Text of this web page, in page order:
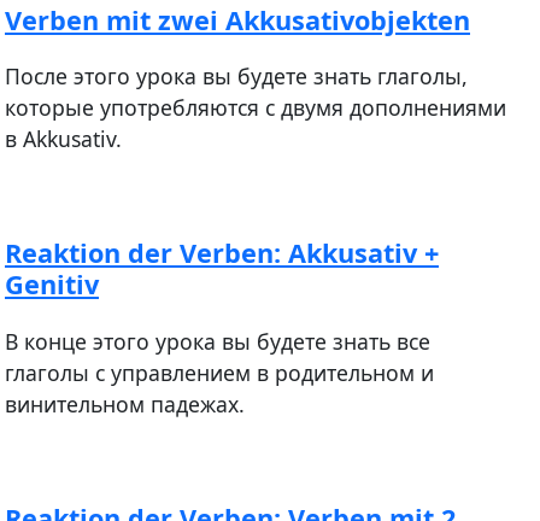
Verben mit zwei Akkusativobjekten
После этого урока вы будете знать глаголы,
которые употребляются с двумя дополнениями
в Akkusativ.
Reaktion der Verben: Akkusativ +
Genitiv
В конце этого урока вы будете знать все
глаголы с управлением в родительном и
винительном падежах.